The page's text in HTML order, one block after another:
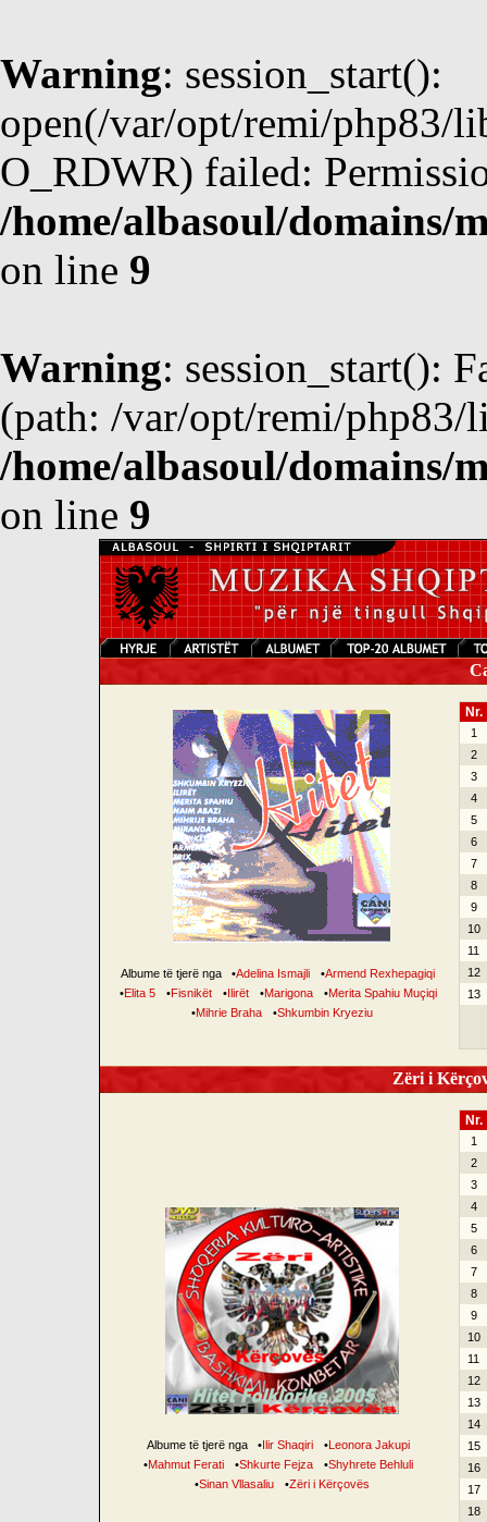
Warning: session_start():
open(/var/opt/remi/php83/
O_RDWR) failed:
/home/albasoul/domains/
on line 9
Warning: session_start():
(path: /var/opt/remi/php83/
/home/albasoul/domains/
on line 9
Albume të tjerë nga •Adelina Ismajli •Armend Rexhepagiqi
•Elita 5 •Fisnikët •Ilirët •Marigona •Merita Spahiu Muçiqi
•Mihrie Braha •Shkumbin Kryeziu
Nr.
1
2
3
4
5
6
7
8
9
10
11
12
13
Zëri i
Albume të tjerë nga •Ilir Shaqiri •Leonora Jakupi
•Mahmut Ferati •Shkurte Fejza •Shyhrete Behluli
•Sinan Vllasaliu •Zëri i Kërçovës
Nr.
1
2
3
4
5
6
7
8
9
10
11
12
13
14
15
16
17
18